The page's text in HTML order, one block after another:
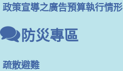
政策宣導之廣告預算執行情形
防災專區
疏散避難